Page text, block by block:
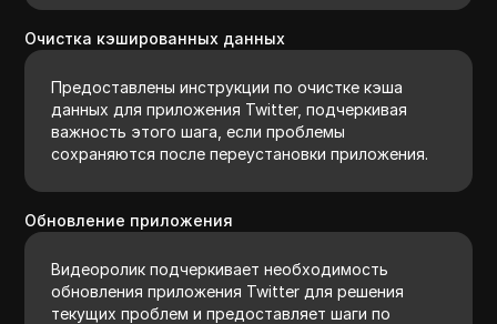
Очистка кэшированных данных
Предоставлены инструкции по очистке кэша
данных для приложения Twitter, подчеркивая
важность этого шага, если проблемы
сохраняются после переустановки приложения.
Обновление приложения
Видеоролик подчеркивает необходимость
обновления приложения Twitter для решения
текущих проблем и предоставляет шаги по